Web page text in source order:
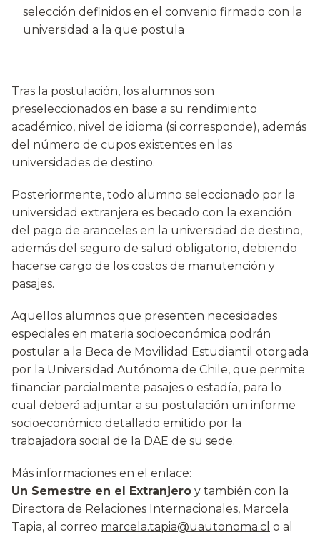
selección definidos en el convenio firmado con la
universidad a la que postula
Tras la postulación, los alumnos son
preseleccionados en base a su rendimiento
académico, nivel de idioma (si corresponde), además
del número de cupos existentes en las
universidades de destino.
Posteriormente, todo alumno seleccionado por la
universidad extranjera es becado con la exención
del pago de aranceles en la universidad de destino,
además del seguro de salud obligatorio, debiendo
hacerse cargo de los costos de manutención y
pasajes.
Aquellos alumnos que presenten necesidades
especiales en materia socioeconómica podrán
postular a la Beca de Movilidad Estudiantil otorgada
por la Universidad Autónoma de Chile, que permite
financiar parcialmente pasajes o estadía, para lo
cual deberá adjuntar a su postulación un informe
socioeconómico detallado emitido por la
trabajadora social de la DAE de su sede.
Más informaciones en el enlace:
Un Semestre en el Extranjero y también con la
Directora de Relaciones Internacionales, Marcela
Tapia, al correo marcela.tapia@uautonoma.cl o al